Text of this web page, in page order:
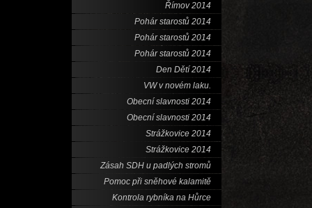
Římov 2014
Pohár starostů 2014
Pohár starostů 2014
Pohár starostů 2014
Den Dětí 2014
VW v novém laku.
Obecní slavnosti 2014
Obecní slavnosti 2014
Strážkovice 2014
Strážkovice 2014
Zásah SDH u padlých stromů
Pomoc při sněhové kalamitě
Kontrola rybníka na Hůrce